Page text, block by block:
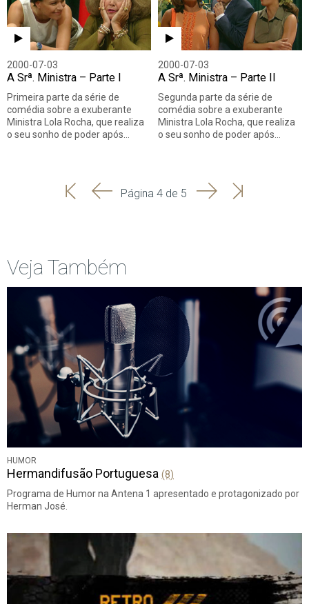
2000-07-03
A Srª. Ministra – Parte I
Primeira parte da série de
comédia sobre a exuberante
Ministra Lola Rocha, que realiza
o seu sonho de poder após…
2000-07-03
A Srª. Ministra – Parte II
Segunda parte da série de
comédia sobre a exuberante
Ministra Lola Rocha, que realiza
o seu sonho de poder após…
'
'
Página 4 de 5 SeguinteÚltima
Veja Também
HUMOR
Hermandifusão Portuguesa (8)
Programa de Humor na Antena 1 apresentado e protagonizado por
Herman José.